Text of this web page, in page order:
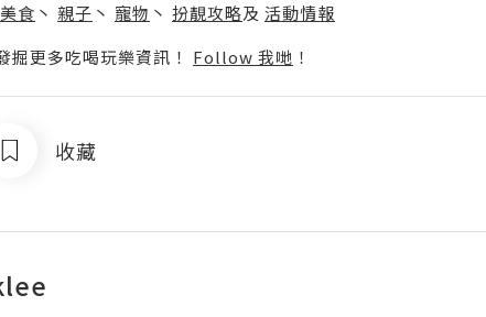
美食 丶 親子 丶 寵物 丶 扮靚攻略及 活動情報
更多吃喝玩樂資訊！ Follow 我哋 ！
收藏